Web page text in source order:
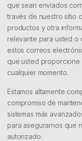
que sean enviados
través de nuestro sitio
productos y otra
relevante para usted o
estos correos
que usted
cualquier momento.
Estamos altamente
compromiso de
sistemas más
para asegurarnos que
autorizado.